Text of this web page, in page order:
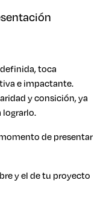
toca
e impactante.
y consición, ya
lograrlo.
de presentar
y el de tu proyecto